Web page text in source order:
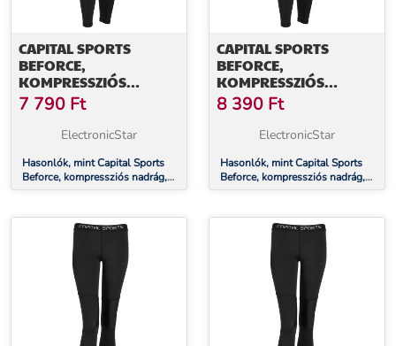
CAPITAL SPORTS
BEFORCE,
KOMPRESSZIÓS
NADRÁG,
FUNKCIONÁLIS
FEHÉRNEMŰ, NŐI, XS
7 790 Ft
ElectronicStar
Hasonlók, mint Capital Sports
Beforce, kompressziós nadrág,
funkcionális fehérnemű, női, XS
CAPITAL SPORTS
BEFORCE,
KOMPRESSZIÓS
NADRÁG,
FUNKCIONÁLIS
FEHÉRNEMŰ, NŐI, S
8 390 Ft
ElectronicStar
Hasonlók, mint Capital Sports
Beforce, kompressziós nadrág,
funkcionális fehérnemű, női, S